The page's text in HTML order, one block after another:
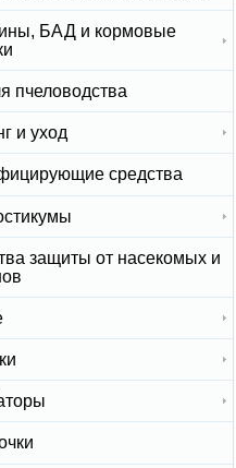
БАД и кормовые
пчеловодства
и уход
средства
защиты от насекомых и